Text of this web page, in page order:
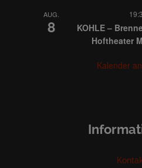
AUG.
8
KOHLE –
Hoftheater
Kalender